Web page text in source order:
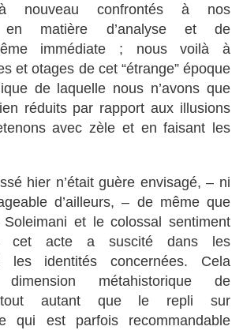
nouveau confrontés à nos
en matière d’analyse et de
immédiate ; nous voilà à
et otages de cet “étrange” époque
de laquelle nous n’avons que
réduits par rapport aux illusions
avec zèle et en faisant les
hier n’était guère envisagé, – ni
d’ailleurs, – de même que
Soleimani et le colossal sentiment
cet acte a suscité dans les
les identités concernées. Cela
métahistorique de
tout autant que le repli sur
qui est parfois recommandable